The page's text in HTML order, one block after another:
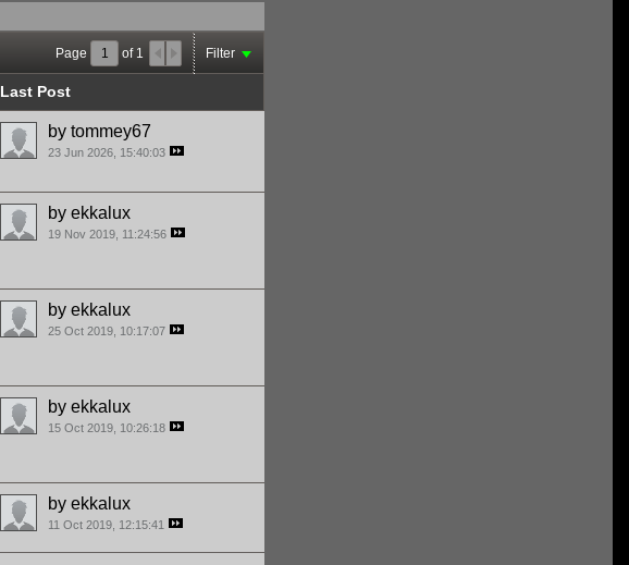
Page of 1 Filter
Last Post
by tommey67
23 Jun 2026, 15:40:03
by ekkalux
19 Nov 2019, 11:24:56
by ekkalux
25 Oct 2019, 10:17:07
by ekkalux
15 Oct 2019, 10:26:18
by ekkalux
11 Oct 2019, 12:15:41